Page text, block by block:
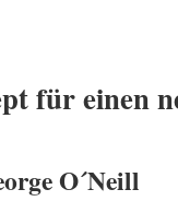
für einen
O´Neill